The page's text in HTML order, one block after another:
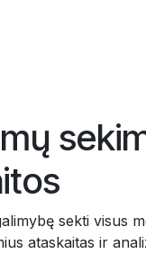
sekti visus
ataskaitas ir